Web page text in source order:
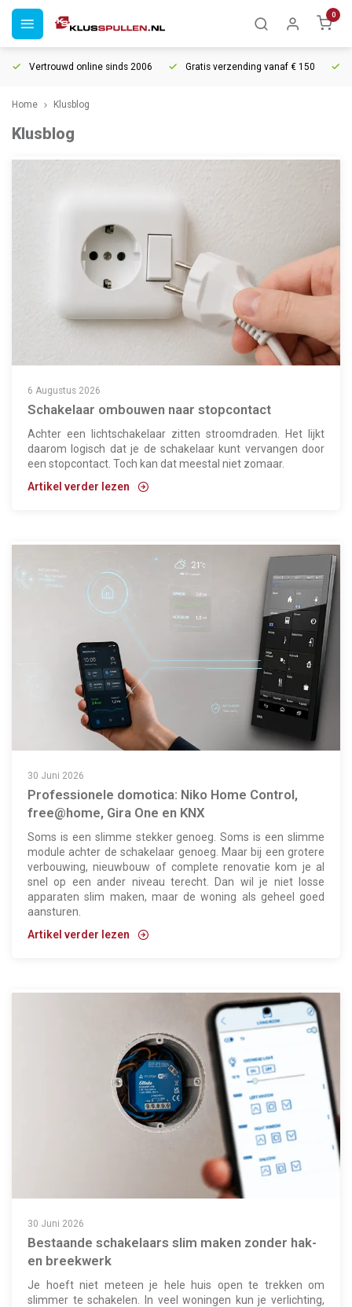
0
Vertrouwd online sinds 2006 Gratis verzending vanaf € 150
Home Klusblog
Klusblog
6 Augustus 2026
Schakelaar ombouwen naar stopcontact
Achter een lichtschakelaar zitten stroomdraden. Het lijkt
daarom logisch dat je de schakelaar kunt vervangen door
een stopcontact. Toch kan dat meestal niet zomaar.
Artikel verder lezen
30 Juni 2026
Professionele domotica: Niko Home Control,
free@home, Gira One en KNX
Soms is een slimme stekker genoeg. Soms is een slimme
module achter de schakelaar genoeg. Maar bij een grotere
verbouwing, nieuwbouw of complete renovatie kom je al
snel op een ander niveau terecht. Dan wil je niet losse
apparaten slim maken, maar de woning als geheel goed
aansturen.
Artikel verder lezen
30 Juni 2026
Bestaande schakelaars slim maken zonder hak-
en breekwerk
Je hoeft niet meteen je hele huis open te trekken om
slimmer te schakelen. In veel woningen kun je verlichting,